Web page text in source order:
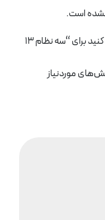
است.
اولین نفری باشید که دیدگاهی را ارسال می کنید برای “سه نظام 13
موردنیاز